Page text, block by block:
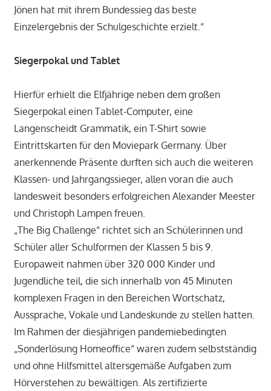
Jönen hat mit ihrem Bundessieg das beste
Einzelergebnis der Schulgeschichte erzielt.“
Siegerpokal und Tablet
Hierfür erhielt die Elfjährige neben dem großen
Siegerpokal einen Tablet-Computer, eine
Langenscheidt Grammatik, ein T-Shirt sowie
Eintrittskarten für den Moviepark Germany. Über
anerkennende Präsente durften sich auch die weiteren
Klassen- und Jahrgangssieger, allen voran die auch
landesweit besonders erfolgreichen Alexander Meester
und Christoph Lampen freuen.
„The Big Challenge“ richtet sich an Schülerinnen und
Schüler aller Schulformen der Klassen 5 bis 9.
Europaweit nahmen über 320 000 Kinder und
Jugendliche teil, die sich innerhalb von 45 Minuten
komplexen Fragen in den Bereichen Wortschatz,
Aussprache, Vokale und Landeskunde zu stellen hatten.
Im Rahmen der diesjährigen pandemiebedingten
„Sonderlösung Homeoffice“ waren zudem selbstständig
und ohne Hilfsmittel altersgemäße Aufgaben zum
Hörverstehen zu bewältigen. Als zertifizierte